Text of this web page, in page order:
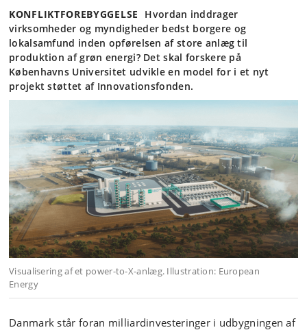
KONFLIKTFOREBYGGELSE
Hvordan inddrager
virksomheder og myndigheder bedst borgere og
lokalsamfund inden opførelsen af store anlæg til
produktion af grøn energi? Det skal forskere på
Københavns Universitet udvikle en model for i et nyt
projekt støttet af Innovationsfonden.
Visualisering af et power-to-X-anlæg. Illustration: European
Energy
Danmark står foran milliardinvesteringer i udbygningen af